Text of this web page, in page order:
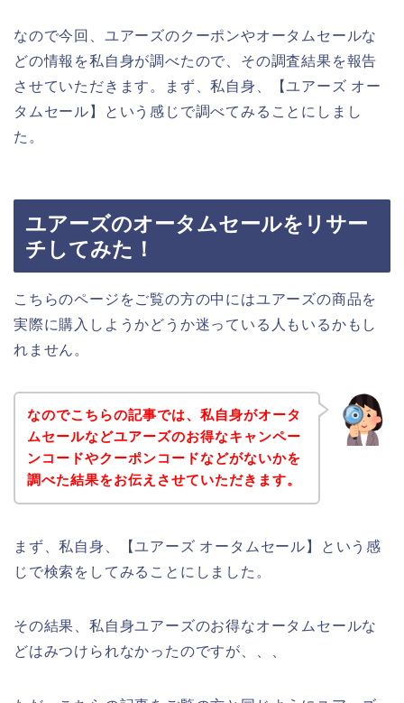
なので今回、ユアーズのクーポンやオータムセールな
どの情報を私自身が調べたので、その調査結果を報告
させていただきます。まず、私自身、【ユアーズ オー
タムセール】という感じで調べてみることにしまし
た。
ユアーズのオータムセールをリサー
チしてみた！
こちらのページをご覧の方の中にはユアーズの商品を
実際に購入しようかどうか迷っている人もいるかもし
れません。
なのでこちらの記事では、私自身がオータ
ムセールなどユアーズのお得なキャンペー
ンコードやクーポンコードなどがないかを
調べた結果をお伝えさせていただきます。
まず、私自身、【ユアーズ オータムセール】という感
じで検索をしてみることにしました。
その結果、私自身ユアーズのお得なオータムセールな
どはみつけられなかったのですが、、、